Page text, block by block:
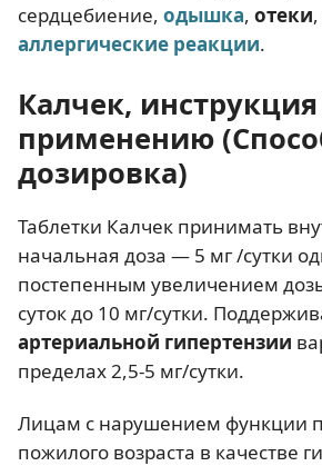
сердцебиение, одышка, отеки
аллергические реакции.
Калчек,
применению
дозировка)
Таблетки Калчек принимать
начальная доза — 5 мг /сутки
постепенным увеличением
суток до 10 мг/сутки.
артериальной гипертензии
пределах 2,5-5 мг/сутки.
Лицам с нарушением функции
пожилого возраста в качестве